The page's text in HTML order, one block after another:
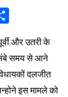
और उतरी के
लंबे समय से आने
दलजीत
इस मामले को